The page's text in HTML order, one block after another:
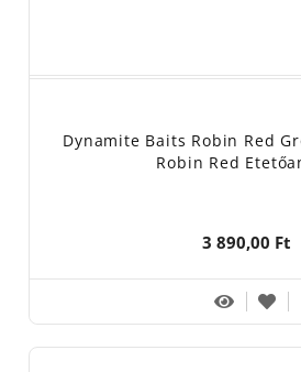
Dynamite Baits Robin Red
Robin Red
3 890,00 Ft